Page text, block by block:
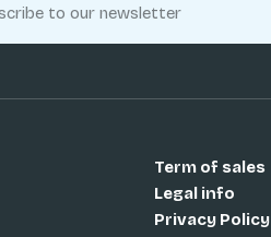
Term of sales
Legal info
Privacy Policy